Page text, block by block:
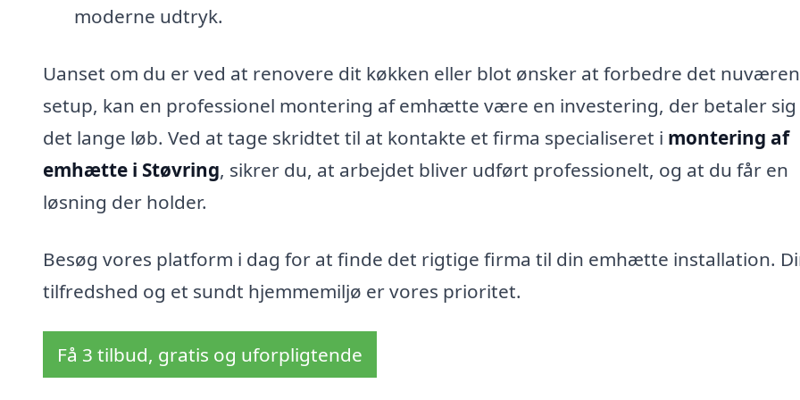
moderne udtryk.
Uanset om du er ved at renovere dit køkken eller blot ønsker at forbedre det
setup, kan en professionel montering af emhætte være en investering, der betaler sig
det lange løb. Ved at tage skridtet til at kontakte et firma specialiseret i montering af
emhætte i Støvring, sikrer du, at arbejdet bliver udført professionelt, og at du får en
løsning der holder.
Besøg vores platform i dag for at finde det rigtige firma til din emhætte installation.
tilfredshed og et sundt hjemmemiljø er vores prioritet.
Få 3 tilbud, gratis og uforpligtende